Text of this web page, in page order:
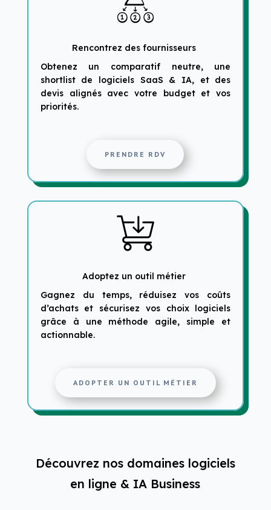
Rencontrez des fournisseurs
Obtenez un comparatif neutre, une
shortlist de logiciels SaaS & IA, et des
devis alignés avec votre budget et vos
priorités.
PRENDRE RDV
Adoptez un outil métier
Gagnez du temps, réduisez vos coûts
d’achats et sécurisez vos choix logiciels
grâce à une méthode agile, simple et
actionnable.
ADOPTER UN OUTIL MÉTIER
Découvrez nos domaines logiciels
en ligne & IA Business